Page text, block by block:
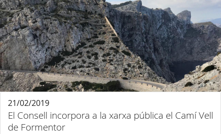
El Consell incorpora a la xarxa pública el Camí Vell
de Formentor
21/02/2019